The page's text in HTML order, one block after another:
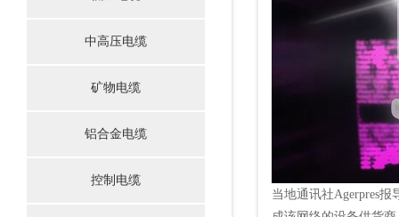
中高压电缆
矿物电缆
铝合金电缆
控制电缆
当地通讯社Agerpres